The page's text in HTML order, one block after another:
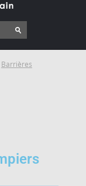
Barrières